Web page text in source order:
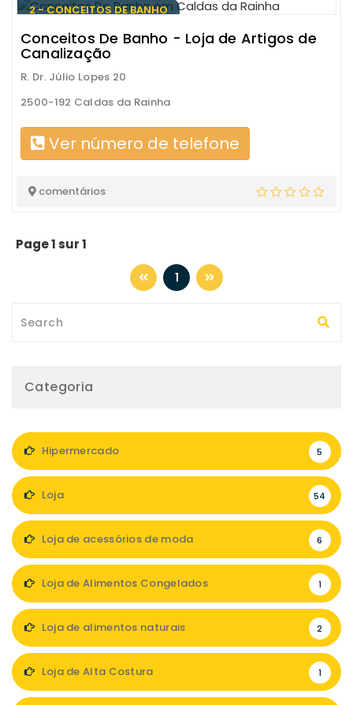
2 - CONCEITOS DE BANHO
Conceitos De Banho - Loja de Artigos de
Canalização
R. Dr. Júlio Lopes 20
2500-192 Caldas da Rainha
Ver número de telefone
comentários
Page 1 sur 1
1
Categoria
Hipermercado 5
Loja 54
Loja de acessórios de moda 6
Loja de Alimentos Congelados 1
Loja de alimentos naturais 2
Loja de Alta Costura 1